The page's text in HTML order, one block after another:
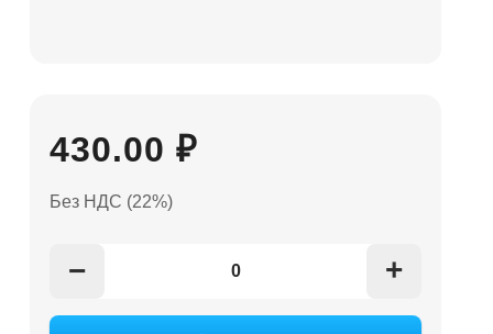
430.00 ₽
Без НДС (22%)
− +